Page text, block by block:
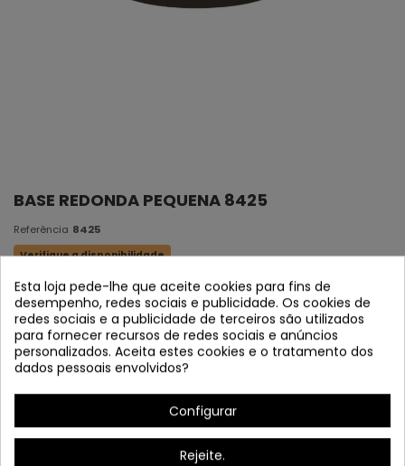
BASE REDONDA PEQUENA 8425
Referência 8425
Verifique a disponibilidade
Material: Aço Tinta preta
Medidas:
12 cm 日本語: 2 cm
*Base disponível para projetar qualquer tipo de pingente
(válido em pingentes Vintage)
Dados do produto
Esta loja pede-lhe que aceite cookies para fins de
desempenho, redes sociais e publicidade. Os cookies de
redes sociais e a publicidade de terceiros são utilizados
para fornecer recursos de redes sociais e anúncios
personalizados. Aceita estes cookies e o tratamento dos
dados pessoais envolvidos?
Configurar
Rejeite.